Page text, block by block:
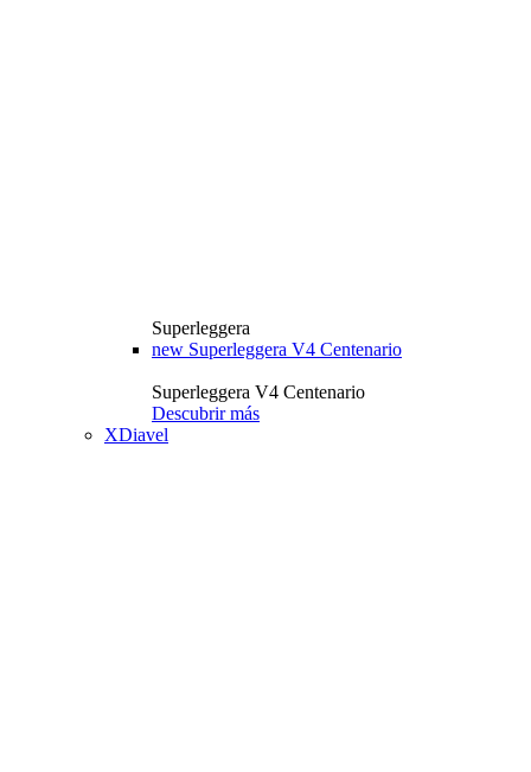
Superleggera
new Superleggera V4 Centenario
Superleggera V4 Centenario
Descubrir más
XDiavel